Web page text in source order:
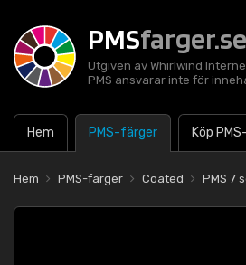
PMSfarger.se
Utgiven av Whirlwind
PMS ansvarar inte för
Hem PMS-färger Köp
Hem PMS-färger Coated PMS 7